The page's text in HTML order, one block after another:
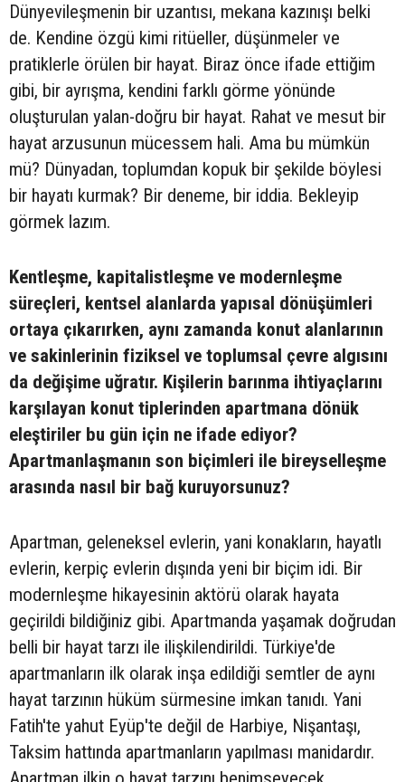
Dünyevileşmenin bir uzantısı, mekana kazınışı belki
de. Kendine özgü kimi ritüeller, düşünmeler ve
pratiklerle örülen bir hayat. Biraz önce ifade ettiğim
gibi, bir ayrışma, kendini farklı görme yönünde
oluşturulan yalan-doğru bir hayat. Rahat ve mesut bir
hayat arzusunun mücessem hali. Ama bu mümkün
mü? Dünyadan, toplumdan kopuk bir şekilde böylesi
bir hayatı kurmak? Bir deneme, bir iddia. Bekleyip
görmek lazım.
Kentleşme, kapitalistleşme ve modernleşme
süreçleri, kentsel alanlarda yapısal dönüşümleri
ortaya çıkarırken, aynı zamanda konut alanlarının
ve sakinlerinin fiziksel ve toplumsal çevre algısını
da değişime uğratır. Kişilerin barınma ihtiyaçlarını
karşılayan konut tiplerinden apartmana dönük
eleştiriler bu gün için ne ifade ediyor?
Apartmanlaşmanın son biçimleri ile bireyselleşme
arasında nasıl bir bağ kuruyorsunuz?
Apartman, geleneksel evlerin, yani konakların, hayatlı
evlerin, kerpiç evlerin dışında yeni bir biçim idi. Bir
modernleşme hikayesinin aktörü olarak hayata
geçirildi bildiğiniz gibi. Apartmanda yaşamak doğrudan
belli bir hayat tarzı ile ilişkilendirildi. Türkiye'de
apartmanların ilk olarak inşa edildiği semtler de aynı
hayat tarzının hüküm sürmesine imkan tanıdı. Yani
Fatih'te yahut Eyüp'te değil de Harbiye, Nişantaşı,
Taksim hattında apartmanların yapılması manidardır.